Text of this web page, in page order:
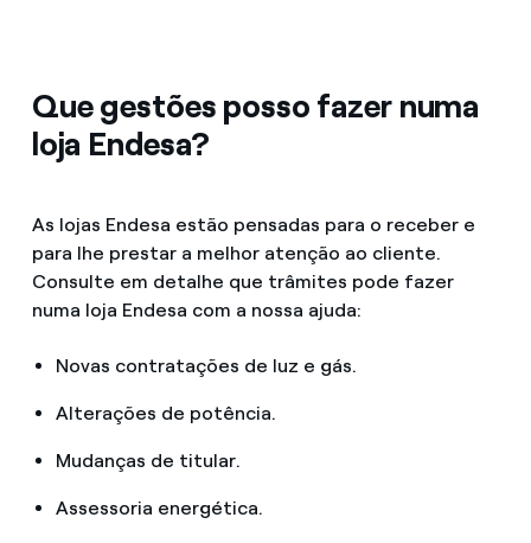
Que gestões posso fazer numa
loja Endesa?
As lojas Endesa estão pensadas para o receber e
para lhe prestar a melhor atenção ao cliente.
Consulte em detalhe que trâmites pode fazer
numa loja Endesa com a nossa ajuda:
Novas contratações de luz e gás.
Alterações de potência.
Mudanças de titular.
Assessoria energética.